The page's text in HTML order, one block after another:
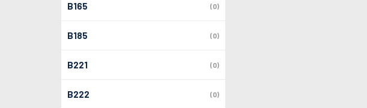
B165 (0)
B185 (0)
B221 (0)
B222 (0)